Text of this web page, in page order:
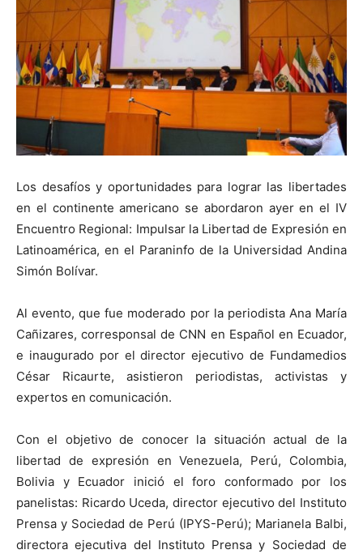
Los desafíos y oportunidades para lograr las libertades
en el continente americano se abordaron ayer en el IV
Encuentro Regional: Impulsar la Libertad de Expresión en
Latinoamérica, en el Paraninfo de la Universidad Andina
Simón Bolívar.
Al evento, que fue moderado por la periodista Ana María
Cañizares, corresponsal de CNN en Español en Ecuador,
e inaugurado por el director ejecutivo de Fundamedios
César Ricaurte, asistieron periodistas, activistas y
expertos en comunicación.
Con el objetivo de conocer la situación actual de la
libertad de expresión enVenezuela, Perú, Colombia,
Bolivia y Ecuador inició el foro conformado por los
panelistas: Ricardo Uceda, director ejecutivo del Instituto
Prensa y Sociedad de Perú (IPYS-Perú); Marianela Balbi,
directora ejecutiva del Instituto Prensa y Sociedad de